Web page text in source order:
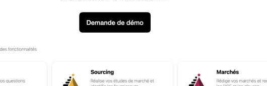
Code : Commande Publique